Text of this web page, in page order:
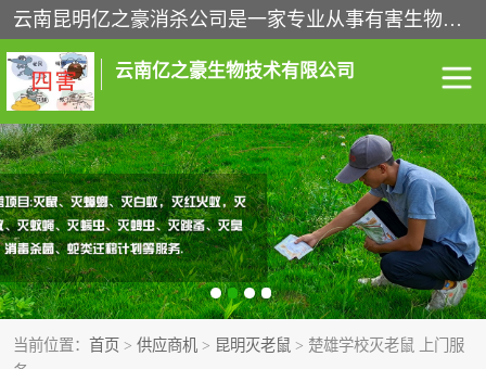
云南昆明亿之豪消杀公司是一家专业从事有害生物防治综合治理的公司，治理服务包括：灭鼠,杀虫,除虫,除蟑螂,白蚁防治,消杀等；安全环保,快速上门,价格透明,完善的售后服务,不影响您的生活工作。
云南亿之豪生物技术有限公司
当前位置： 首页 > 供应商机 > 昆明灭老鼠 > 楚雄学校灭老鼠 上门服
灭鼠服务 杀虫服务
除虫服务 除蟑螂服务
白蚁防治服务 消杀服务
昆明灭老鼠 昆明灭蟑螂